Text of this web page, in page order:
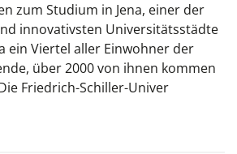
zum Studium in Jena, einer der
innovativsten Universitätsstädte
ein Viertel aller Einwohner der
über 2000 von ihnen kommen
Friedrich-Schiller-Univer